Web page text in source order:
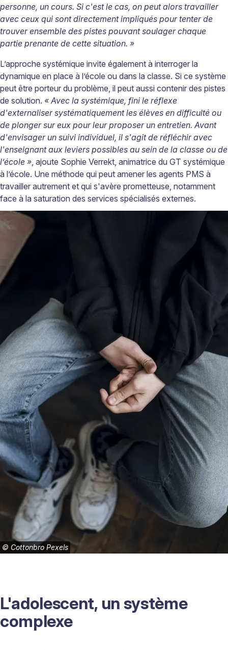
personne, un cours. Si c'est le cas, on peut alors travailler
avec ceux qui sont directement impliqués pour tenter de
trouver ensemble des pistes pouvant soulager chaque
partie prenante de cette situation. »
L’approche systémique invite également à interroger la
dynamique en place à l’école ou dans la classe. Si ce système
peut être porteur du problème, il peut aussi contenir des pistes
de solution. « Avec la systémique, fini le réflexe
d'externaliser systématiquement les élèves en difficulté ou
de plonger sur eux pour leur proposer un entretien. Avant
d'envisager un suivi individuel, il s'agit de réfléchir avec
l'enseignant aux leviers possibles au sein de la classe ou de
l’école », ajoute Sophie Verrekt, animatrice du GT systémique
à l’école. Une méthode qui peut amener les agents PMS à
travailler autrement et qui s'avère prometteuse, notamment
face à la saturation des services spécialisés externes.
© Cottonbro Pexels
L'adolescent, un système
complexe